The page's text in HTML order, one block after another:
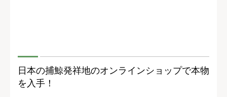
日本の捕鯨発祥地のオンラインショップで本物
を入手！